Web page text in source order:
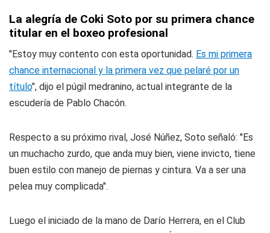
La alegría de Coki Soto por su primera chance
titular en el boxeo profesional
"Estoy muy contento con esta oportunidad. Es mi primera
chance internacional y la primera vez que pelaré por un
título", dijo el púgil medranino, actual integrante de la
escudería de Pablo Chacón.
Respecto a su próximo rival, José Núñez, Soto señaló: "Es
un muchacho zurdo, que anda muy bien, viene invicto, tiene
buen estilo con manejo de piernas y cintura. Va a ser una
pelea muy complicada".
Luego el iniciado de la mano de Darío Herrera, en el Club